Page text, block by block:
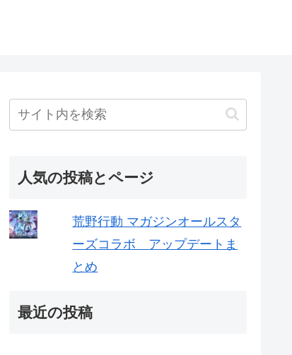
人気の投稿とページ
荒野行動 マガジンオールスタ
ーズコラボ アップデートま
とめ
最近の投稿